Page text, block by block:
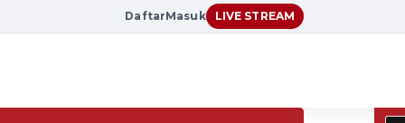
DaftarMasuk LIVE STREAM